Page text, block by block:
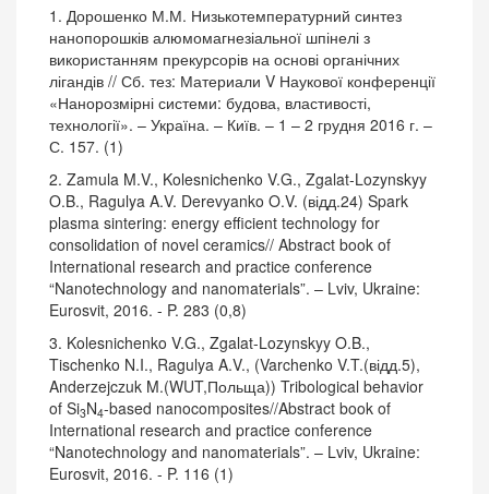
1. Дорошенко М.М. Низькотемпературний синтез
нанопорошків алюмомагнезіальної шпінелі з
використанням прекурсорів на основі органічних
лігандів // Сб. тез: Материали V Наукової конференції
«Нанорозмірні системи: будова, властивості,
технології». – Україна. – Київ. – 1 – 2 грудня 2016 г. –
С. 157. (1)
2. Zamula M.V., Kolesnichenko V.G., Zgalat-Lozynskyy
O.B., Ragulya A.V. Derevyanko O.V. (відд.24) Spark
plasma sintering: energy efficient technology for
consolidation of novel ceramics// Abstract book of
International research and practice conference
“Nanotechnology and nanomaterials”. – Lviv, Ukraine:
Eurosvit, 2016. - P. 283 (0,8)
3. Kolesnichenko V.G., Zgalat-Lozynskyy O.B.,
Tischenko N.I., Ragulya A.V., (Varchenko V.T.(відд.5),
Anderzejczuk M.(WUT,Польща)) Tribological behavior
of Si3N4-based nanocomposites//Abstract book of
International research and practice conference
“Nanotechnology and nanomaterials”. – Lviv, Ukraine:
Eurosvit, 2016. - P. 116 (1)